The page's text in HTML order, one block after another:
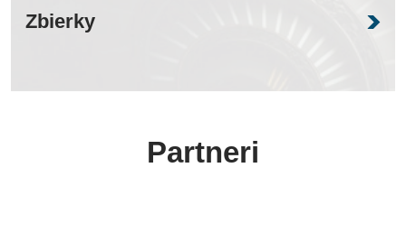
Zbierky
Partneri